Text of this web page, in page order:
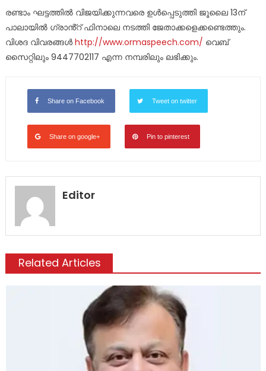
രണ്ടാം ഘട്ടത്തിൽ വിജയിക്കുന്നവരെ ഉൾപ്പെടുത്തി ജൂലൈ 13ന്
പാലായിൽ ഗ്രാൻ്റ് ഫിനാലെ നടത്തി ജേതാക്കളെക്കണ്ടെത്തും.
വിശദ വിവരങ്ങൾ http://www.ormaspeech.com/ വെബ്
സൈറ്റിലും 9447702117 എന്ന നമ്പരിലും ലഭിക്കും.
Share on Facebook Tweet on twitter
Share on google+ Pin to pinterest
Editor
Related Articles